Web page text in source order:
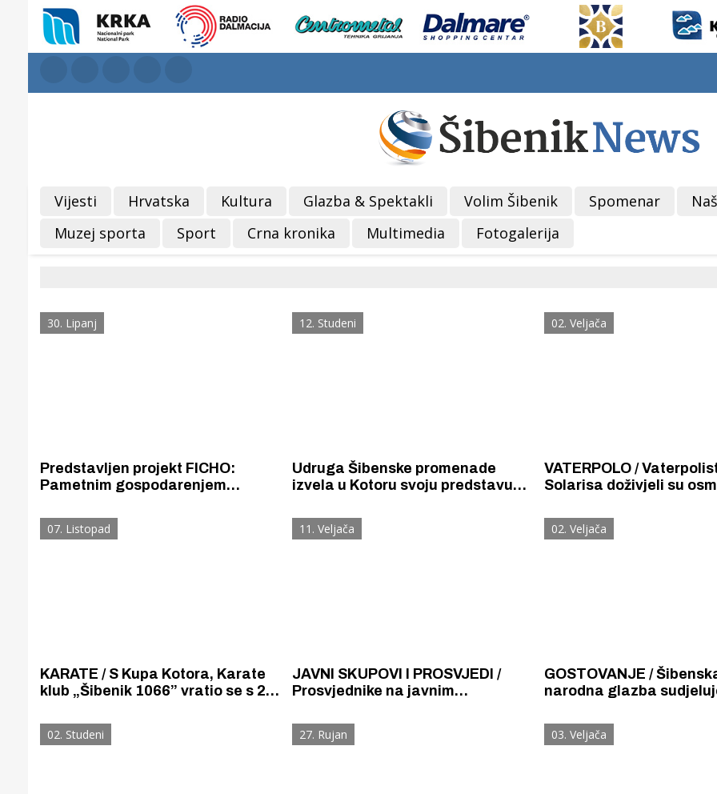
Vijesti Hrvatska Kultura Glazba & Spektakli Volim Šibenik Spomenar
Muzej sporta
Sport Crna kronika Multimedia Fotogalerija
30. Lipanj
Predstavljen projekt FICHO:
Pametnim gospodarenjem
ove baštine Šibenika, Mostara i
Kotora
12. Studeni
Udruga Šibenske promenade
izvela u Kotoru svoju predstavu
Crne Gore
02. Veljača
VATERPOLO /
Solarisa doživjeli su
iz Kotora 20 :16
07. Listopad
KARATE / S Kupa Kotora, Karate
klub „Šibenik 1066” vratio se s 25
kluba na tom prestižnom
međunarodnom natjecanju.
11. Veljača
JAVNI SKUPOVI I PROSVJEDI /
Prosvjednike na javnim
aktivisti Arhiva javnih skupova iz
Beograda.
02. Veljača
GOSTOVANJE /
narodna glazba
puhačkih orkestara u
02. Studeni 27. Rujan 03. Veljača